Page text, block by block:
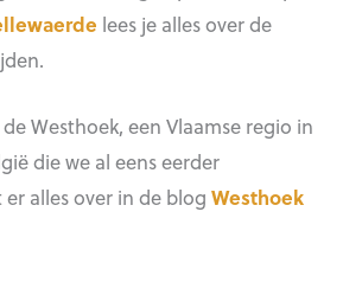
lees je alles over de
Westhoek, een Vlaamse regio in
die we al eens eerder
er alles over in de blog Westhoek